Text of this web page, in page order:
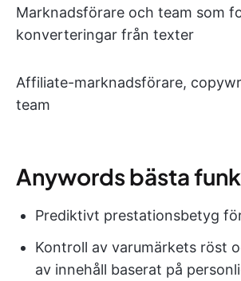
Marknadsförare och team som
konverteringar från texter
Affiliate-marknadsförare,
team
Anywords bästa
Prediktivt prestationsbetyg
Kontroll av varumärkets röst
av innehåll baserat på